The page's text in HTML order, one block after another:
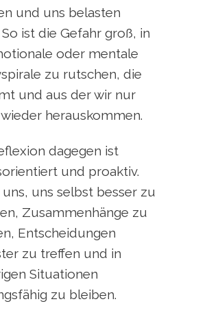
und uns belasten
ist die Gefahr groß, in
oder mentale
zu rutschen, die
und aus der wir nur
herauskommen.
dagegen ist
und proaktiv.
uns selbst besser zu
Zusammenhänge zu
Entscheidungen
zu treffen und in
Situationen
zu bleiben.